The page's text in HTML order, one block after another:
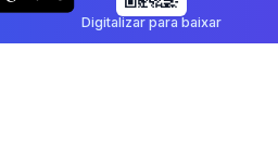
Digitalizar para baixar